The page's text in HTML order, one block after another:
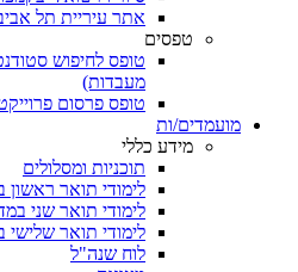
אתר עיריית תל
טפסים
טופס לחיפוש
מעבדות)
טופס פרסום
מועמדים/ות
מידע כללי
תוכניות ומסלולים
לימודי תואר ראשון
לימודי תואר שני
לימודי תואר שלישי
לוח שנה"ל